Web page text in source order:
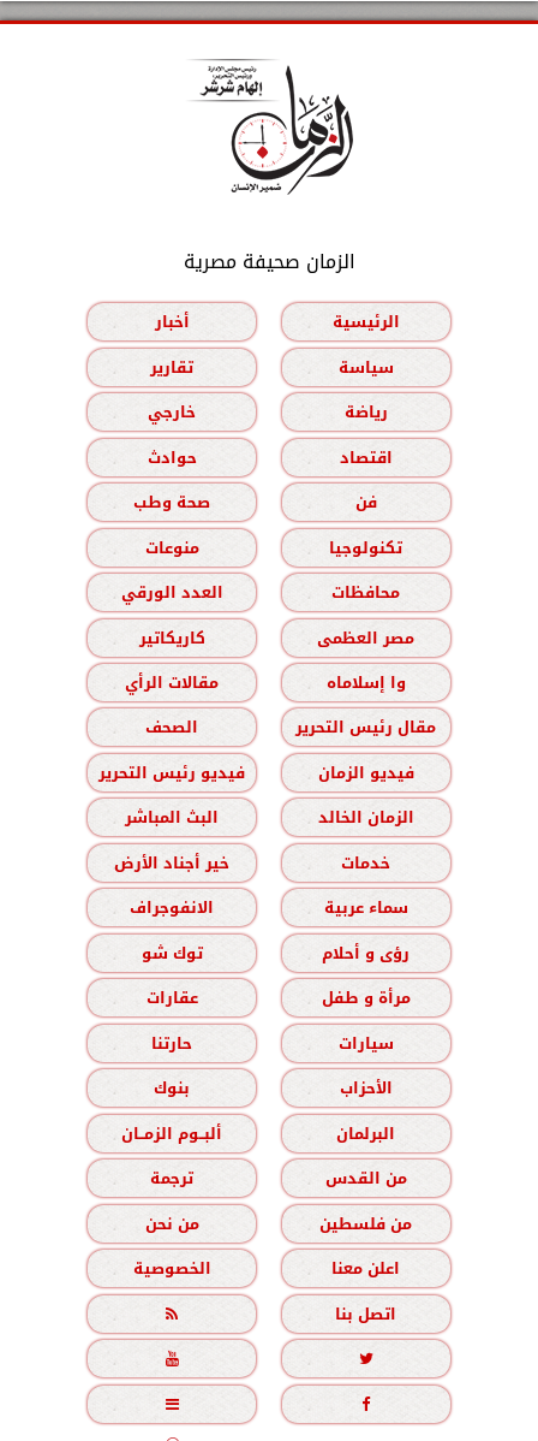
الزمان صحيفة مصرية
الرئيسية
أخبار
سياسة
تقارير
رياضة
خارجي
اقتصاد
حوادث
فن
صحة وطب
تكنولوجيا
منوعات
محافظات
العدد الورقي
مصر العظمى
كاريكاتير
وا إسلاماه
مقالات الرأي
مقال رئيس التحرير
الصحف
فيديو الزمان
فيديو رئيس التحرير
الزمان الخالد
البث المباشر
خدمات
خير أجناد الأرض
سماء عربية
الانفوجراف
رؤى و أحلام
توك شو
مرأة و طفل
عقارات
سيارات
حارتنا
الأحزاب
بنوك
البرلمان
ألبــوم الزمــان
من القدس
ترجمة
من فلسطين
من نحن
اعلن معنا
الخصوصية
اتصل بنا




